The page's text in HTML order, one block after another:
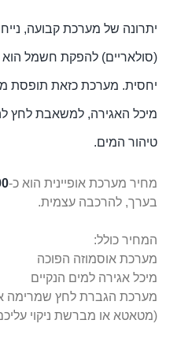
יתרונה של מערכת קבועה,
(סולאריים) להפקת חשמל
יחסית. מערכת כזאת תופסת
מיכל האגירה, למשאבת לחץ
טיהור המים.
מחיר מערכת אופיינית הוא כ-
בערך, להרכבה עצמית.
המחיר כולל:
מערכת אוסמוזה הפוכה
מיכל אגירה למים הנקיים
מערכת הגברת לחץ שמרימה
(מטאטא או מברשת ניקוי